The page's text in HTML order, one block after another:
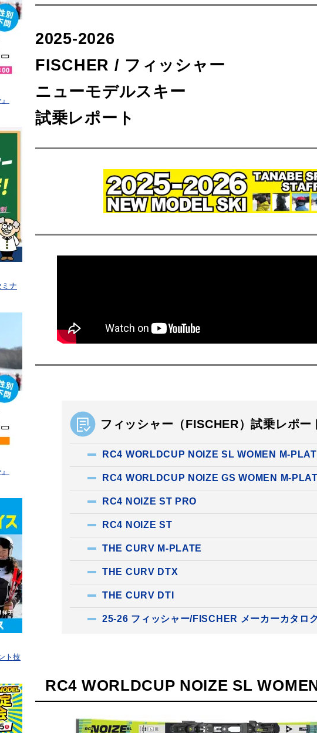
2025-2026
FISCHER / フィッシャー
ニューモデルスキー
試乗レポート
フィッシャー（FISCHER）試乗レポー
RC4 WORLDCUP NOIZE SL WOMEN M-
RC4 WORLDCUP NOIZE GS WOMEN M-
RC4 NOIZE ST PRO
RC4 NOIZE ST
THE CURV M-PLATE
THE CURV DTX
THE CURV DTI
25-26 フィッシャー/FISCHER メーカーカタロ
RC4 WORLDCUP NOIZE SL
ナ
ト技